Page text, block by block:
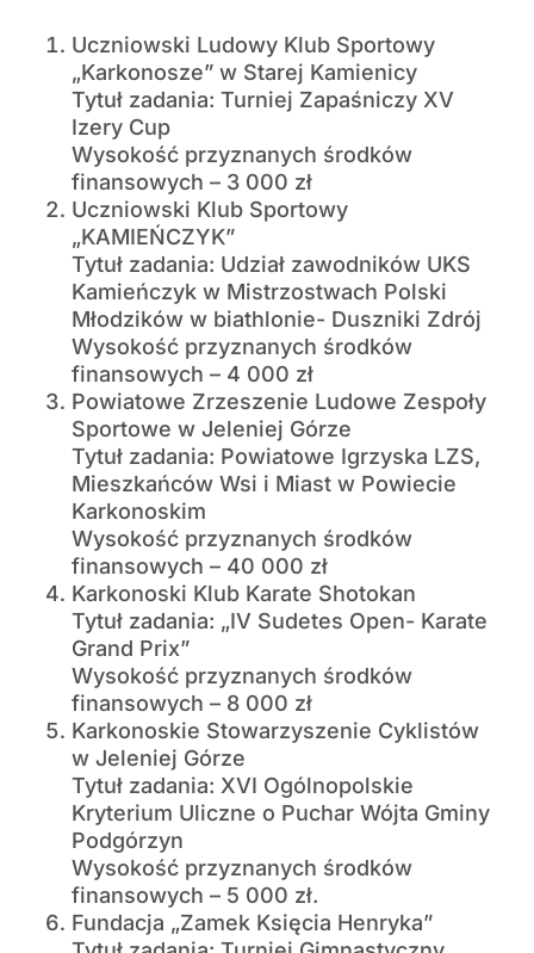
Uczniowski Ludowy Klub Sportowy
„Karkonosze” w Starej Kamienicy
Tytuł zadania: Turniej Zapaśniczy XV
Izery Cup
Wysokość przyznanych środków
finansowych – 3 000 zł
Uczniowski Klub Sportowy
„KAMIEŃCZYK”
Tytuł zadania: Udział zawodników UKS
Kamieńczyk w Mistrzostwach Polski
Młodzików w biathlonie- Duszniki Zdrój
Wysokość przyznanych środków
finansowych – 4 000 zł
Powiatowe Zrzeszenie Ludowe Zespoły
Sportowe w Jeleniej Górze
Tytuł zadania: Powiatowe Igrzyska LZS,
Mieszkańców Wsi i Miast w Powiecie
Karkonoskim
Wysokość przyznanych środków
finansowych – 40 000 zł
Karkonoski Klub Karate Shotokan
Tytuł zadania: „IV Sudetes Open- Karate
Grand Prix”
Wysokość przyznanych środków
finansowych – 8 000 zł
Karkonoskie Stowarzyszenie Cyklistów
w Jeleniej Górze
Tytuł zadania: XVI Ogólnopolskie
Kryterium Uliczne o Puchar Wójta Gminy
Podgórzyn
Wysokość przyznanych środków
finansowych – 5 000 zł.
Fundacja „Zamek Księcia Henryka”